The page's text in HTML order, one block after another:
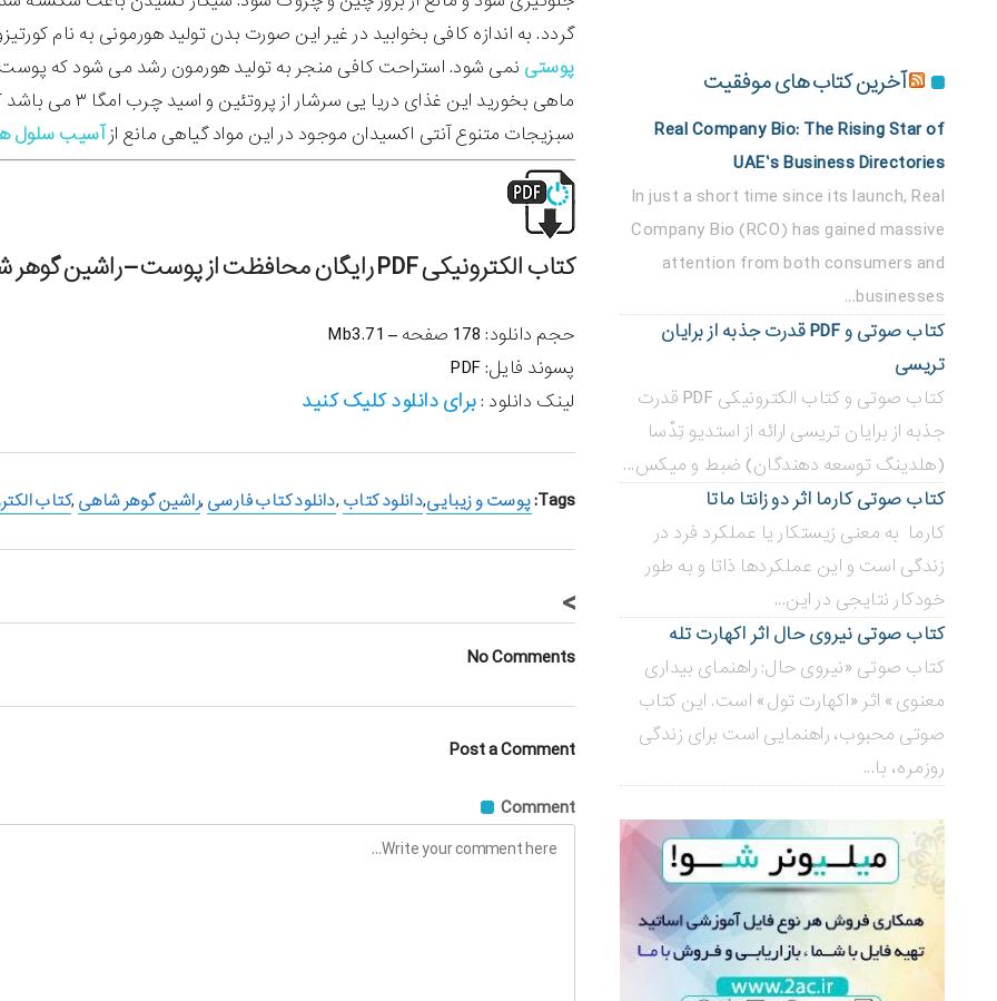
گردد. به اندازه کافی بخوابید در غیر این صورت بدن تولید هورمونی به نام
پوستی نمی شود. استراحت کافی منجر به تولید هورمون رشد می شود که
ماهی بخورید این غذای دریا یی سرشار از پروتئین و اسید چرب امگا ۳ می باشد که برای
سبزیجات متنوع آنتی اکسیدان موجود در این مواد گیاهی مانع ازآسیب سلول
کتاب الکترونیکی PDF رایگان محافظت از پوست – راشین گوهر شاهی
حجم دانلود: 178 صفحه – 3.71
Mb
پسوند فایل:PDF
لینک دانلود :برای دانلود کلیک کنید
Tags: پوست و زیبایی,دانلود کتاب ,دانلود کتاب فارسی ,راشین گوهر شاهی ,کتاب
>
No Comments
Post a Comment
Comment
آخرین کتاب های موفقیت
Real Company Bio: The Rising Star of
UAE’s Business Directories
In just a short time since its launch, Real
Company Bio (RCO) has gained massive
attention from both consumers and
businesses...
کتاب صوتی و PDF قدرت جذبه از برایان
تریسی
کتاب صوتی و کتاب الکترونیکی PDF قدرت
جذبه از برایان تریسی ارائه از استدیو تِدْسا
(هلدینگ توسعه دهندگان) ضبط و میکس...
کتاب صوتی کارما اثر دو زانتا ماتا
کارما به معنی زیستکار یا عملکرد فرد در
زندگی است و این عملکردها ذاتا و به طور
خودکار نتایجی در این...
کتاب صوتی نیروی حال اثر اکهارت تله
کتاب صوتی «نیروی حال: راهنمای بیداری
معنوی» اثر «اکهارت تول» است. این کتاب
صوتی محبوب، راهنمایی است برای زندگی
روزمره، با...